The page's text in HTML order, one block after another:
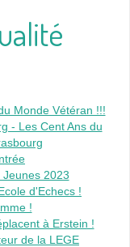
Monde Vétéran !!!
- Les Cent Ans du
2023
d'Echecs !
!
à Erstein !
de la LEGE